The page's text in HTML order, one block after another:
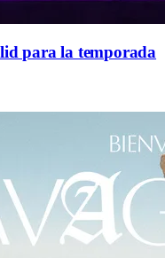
para la temporada